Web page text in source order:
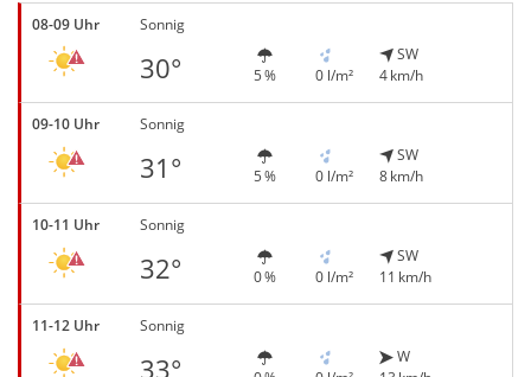
08-09 Uhr Sonnig
30° 5 % 0 l/m²
SW
4 km/h
09-10 Uhr Sonnig
31° 5 % 0 l/m²
SW
8 km/h
10-11 Uhr Sonnig
32° 0 % 0 l/m²
SW
11 km/h
11-12 Uhr Sonnig
33°
W